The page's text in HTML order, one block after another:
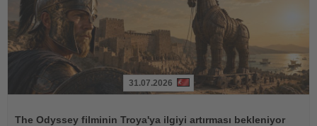
31.07.2026
The Odyssey filminin Troya'ya ilgiyi artırması bekleniyor